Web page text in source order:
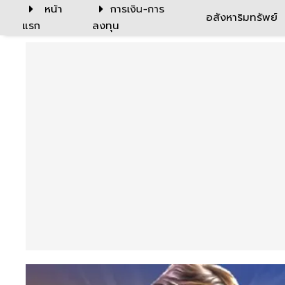
หน้า
แรก
การเงิน-การ
ลงทุน
อสังหาริมทรัพย์